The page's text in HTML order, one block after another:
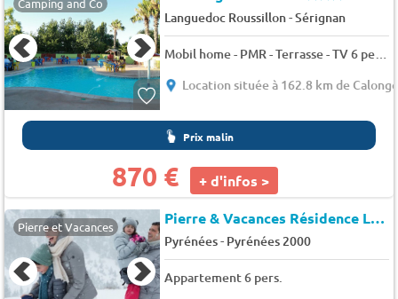
Camping and Co
Languedoc Roussillon-Sérignan
Mobil home - PMR - Terrasse - TV 6 pers.
Location située à 162.8 km de
Prix malin
870 € + d'infos >
Pierre et Vacances Pierre & Vacances Résidence Le Sequoïa
Pyrénées- Pyrénées 2000
Appartement 6 pers.